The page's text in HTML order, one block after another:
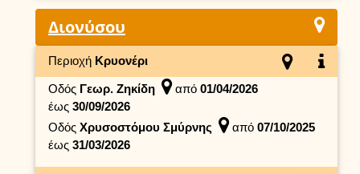
Διονύσου
Περιοχή Κρυονέρι
Οδός Γεωρ. Ζηκίδη από 01/04/2026
έως 30/09/2026
Οδός Χρυσοστόμου Σμύρνης από 07/10/2025
έως 31/03/2026